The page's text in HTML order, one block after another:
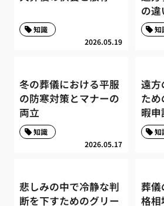
2026.05.19
知識
の違
知
冬の葬儀における平服
の防寒対策とマナーの
両立
2026.05.17
知識
遠方
た
暇申
知
悲しみの中で冷静な判
断を下すためのグリー
葬儀
格相